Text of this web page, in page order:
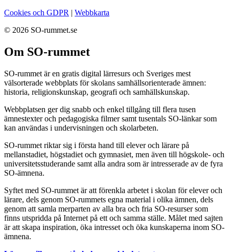
Cookies och GDPR | Webbkarta
© 2026 SO-rummet.se
Om SO-rummet
SO-rummet är en gratis digital lärresurs och Sveriges mest
välsorterade webbplats för skolans samhällsorienterade ämnen:
historia, religionskunskap, geografi och samhällskunskap.
Webbplatsen ger dig snabb och enkel tillgång till flera tusen
ämnestexter och pedagogiska filmer samt tusentals SO-länkar som
kan användas i undervisningen och skolarbeten.
SO-rummet riktar sig i första hand till elever och lärare på
mellanstadiet, högstadiet och gymnasiet, men även till högskole- och
universitetsstuderande samt alla andra som är intresserade av de fyra
SO-ämnena.
Syftet med SO-rummet är att förenkla arbetet i skolan för elever och
lärare, dels genom SO-rummets egna material i olika ämnen, dels
genom att samla merparten av alla bra och fria SO-resurser som
finns utspridda på Internet på ett och samma ställe. Målet med sajten
är att skapa inspiration, öka intresset och öka kunskaperna inom SO-
ämnena.